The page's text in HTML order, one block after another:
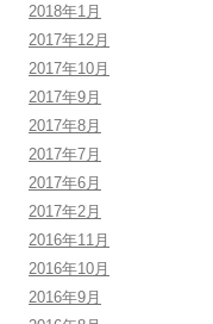
2018年1月
2017年12月
2017年10月
2017年9月
2017年8月
2017年7月
2017年6月
2017年2月
2016年11月
2016年10月
2016年9月